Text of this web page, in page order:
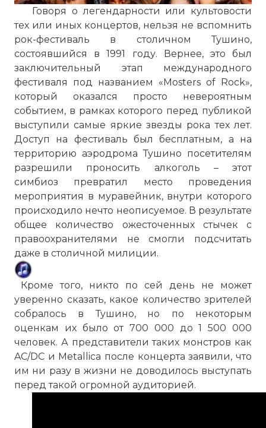
Говоря о легендарности или культовости
тех или иных концертов, нельзя не вспомнить
рок-фестиваль в столичном Тушино,
состоявшийся в 1991 году. Вернее, это был
заключительный этап международного
фестиваля под названием «Mosters of Rock»,
который оказался просто невероятным
событием, в рамках которого перед публикой
выступили самые яркие звезды рока тех лет.
Доступ на фестиваль был бесплатным, а на
территорию аэродрома Тушино посетителям
разрешили проносить алкоголь – этот
симбиоз превратил место проведения
мероприятия в муравейник, внутри которого
происходило нечто неописуемое. В результате
общее количество ожесточенных стычек с
правоохранителями не смогли подсчитать
даже в столичной милиции.
Кроме того, никто по сей день не может
уверенно сказать, какое количество зрителей
собралось в Тушино, но по некоторым
оценкам их было от 700 000 до 1 500 000
человек. А представители таких монстров как
AC/DC и Metallica после концерта заявили, что
им ни разу в жизни не доводилось выступать
перед такой огромной аудиторией.